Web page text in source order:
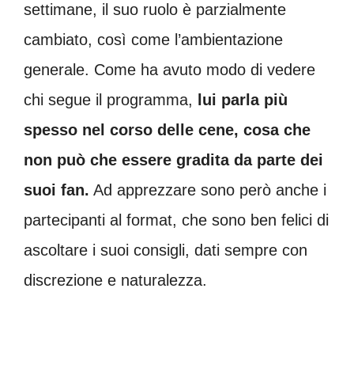
settimane, il suo ruolo è parzialmente
cambiato, così come l’ambientazione
generale. Come ha avuto modo di vedere
chi segue il programma,
lui parla più
spesso nel corso delle cene, cosa che
non può che essere gradita da parte dei
suoi fan. Ad apprezzare sono però anche i
partecipanti al format, che sono ben felici di
ascoltare i suoi consigli, dati sempre con
discrezione e naturalezza.